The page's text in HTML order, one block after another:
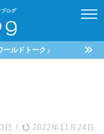
ルドトーク」
日 / 2022年11月24日